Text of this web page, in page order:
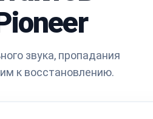
звука, пропадания
к восстановлению.